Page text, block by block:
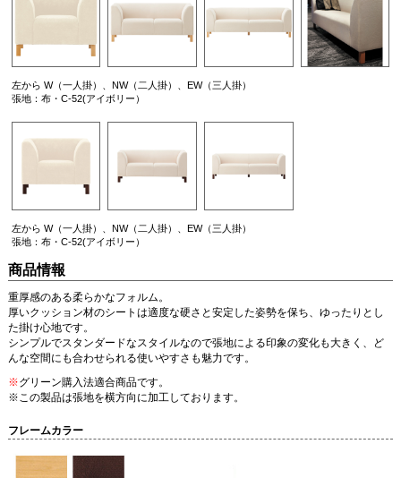
左から W（一人掛）、NW（二人掛）、EW（三人掛）
張地：布・C-52(アイボリー）
左から W（一人掛）、NW（二人掛）、EW（三人掛）
張地：布・C-52(アイボリー）
商品情報
重厚感のある柔らかなフォルム。
厚いクッション材のシートは適度な硬さと安定した姿勢を保ち、ゆったりとし
た掛け心地です。
シンプルでスタンダードなスタイルなので張地による印象の変化も大きく、ど
んな空間にも合わせられる使いやすさも魅力です。
※グリーン購入法適合商品です。
※この製品は張地を横方向に加工しております。
フレームカラー